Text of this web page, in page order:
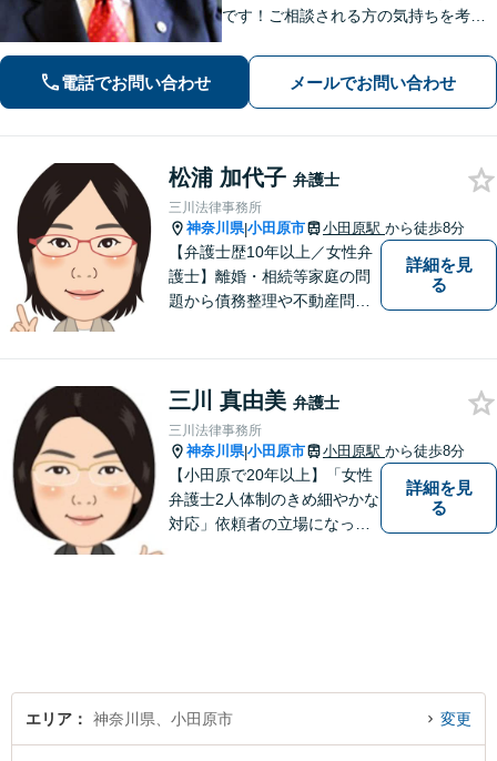
です！ご相談される方の気持ちを考え
して頼んで良かったと思われる、そう
いう弁護士でいようと日々努めていま
す。 まずはご相談ください。
電話でお問い合わせ メールでお問い合わせ
松浦 加代子 弁護士
三川法律事務所
神奈川県|小田原市 小田原駅 から徒歩8分
【弁護士歴10年以上／女性弁
護士】離婚・相続等家庭の問
題から債務整理や不動産問題
た解決方法を提案できるよう
努めます。【小田原駅8分／子
連れ相談可】お気軽にご相談
ください。
詳細を見
る
三川 真由美 弁護士
三川法律事務所
神奈川県|小田原市 小田原駅 から徒歩8分
【小田原で20年以上】「女性
弁護士2人体制のきめ細やかな
対応」依頼者の立場になって
た相続対策
詳細を見
る
エリア 神奈川県、小田原市 変更